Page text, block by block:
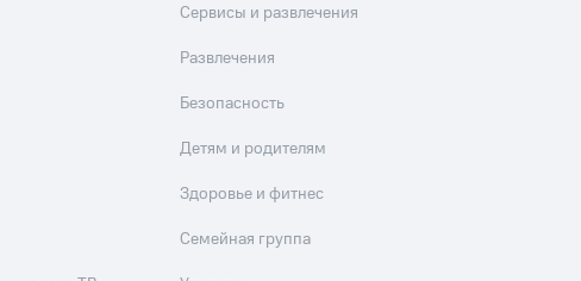
Сервисы и развлечения
Развлечения
Безопасность
Детям и родителям
Здоровье и фитнес
Семейная группа